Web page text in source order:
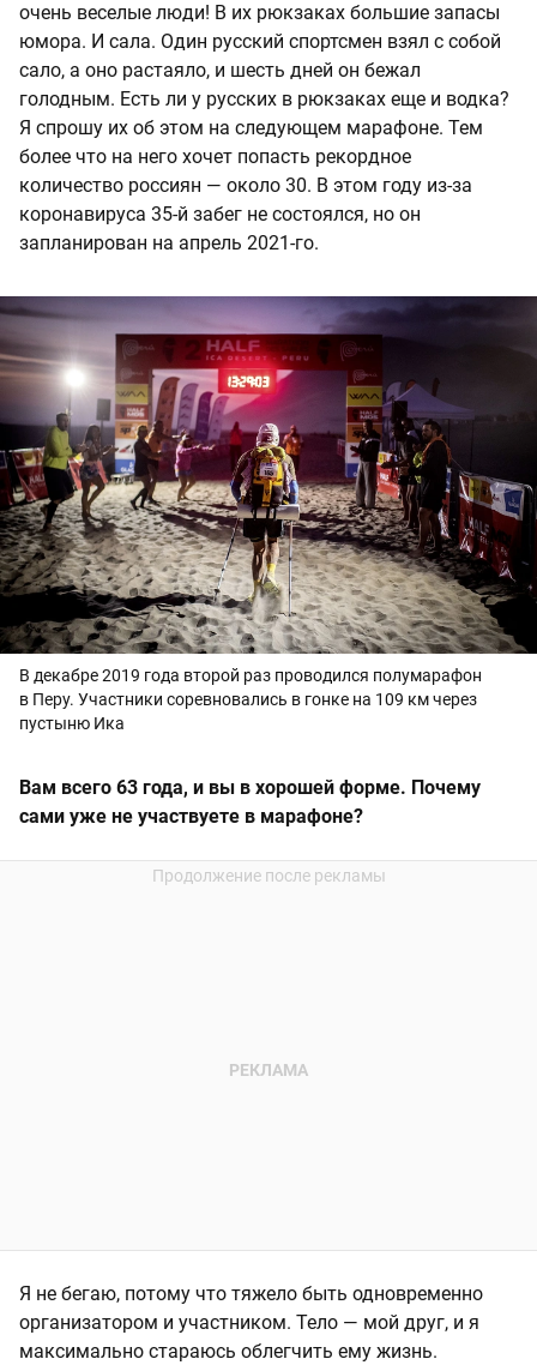
очень веселые люди! В их рюкзаках большие запасы
юмора. И сала. Один русский спортсмен взял с собой
сало, а оно растаяло, и шесть дней он бежал
голодным. Есть ли у русских в рюкзаках еще и водка?
Я спрошу их об этом на следующем марафоне. Тем
более что на него хочет попасть рекордное
количество россиян — около 30. В этом году из-за
коронавируса 35-й забег не состоялся, но он
запланирован на апрель 2021-го.
В декабре 2019 года второй раз проводился полумарафон
в Перу. Участники соревновались в гонке на 109 км через
пустыню Ика
Вам всего 63 года, и вы в хорошей форме. Почему
сами уже не участвуете в марафоне?
Я не бегаю, потому что тяжело быть одновременно
организатором и участником. Тело — мой друг, и я
максимально стараюсь облегчить ему жизнь.